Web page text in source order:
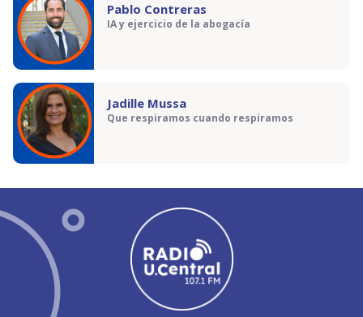
Pablo Contreras
IA y ejercicio de la abogacía
Jadille Mussa
Que respiramos cuando respiramos